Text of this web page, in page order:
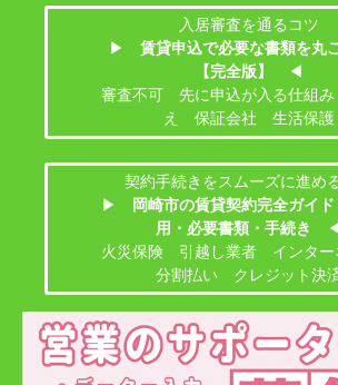
入居審査を通るコツ
▶
賃貸申込で必要な書類を丸
【完全版】
◀
審査不可 先に申込が入る仕組
え 保証会社 生活保護
契約手続きをスムーズに進め
▶
岡崎市の賃貸契約完全ガイド
用・必要書類・手続き
火災保険 引越し業者 インタ
分割払い クレジット決